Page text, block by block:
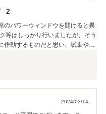
: 2
のパワーウィンドウを開けると異
等はしっかり行いましたが、そう
作動するものだと思い、試乗や全
ませんでした。気付いてすぐにお
目をチェックしてもらったのでと
えませんでした。 他店で検査して
は信用問題に関わると思います。
無くなりました。中古車と言えど
2024/03/14